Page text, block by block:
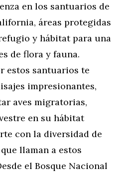
en los santuarios de
áreas protegidas
y hábitat para una
de flora y fauna.
estos santuarios te
impresionantes,
aves migratorias,
en su hábitat
con la diversidad de
llaman a estos
el Bosque Nacional